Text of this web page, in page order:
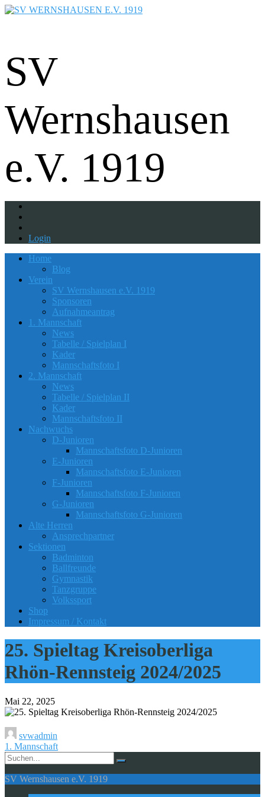
SV
Wernshausen
e.V. 1919
Login
Home
Blog
Verein
SV Wernshausen e.V. 1919
Sponsoren
Aufnahmeantrag
1. Mannschaft
News
Tabelle / Spielplan I
Kader
Mannschaftsfoto I
2. Mannschaft
News
Tabelle / Spielplan II
Kader
Mannschaftsfoto II
Nachwuchs
D-Junioren
Mannschaftsfoto D-Junioren
E-Junioren
Mannschaftsfoto E-Junioren
F-Junioren
Mannschaftsfoto F-Junioren
G-Junioren
Mannschaftsfoto G-Junioren
Alte Herren
Ansprechpartner
Sektionen
Badminton
Ballfreunde
Gymnastik
Tanzgruppe
Volkssport
Shop
Impressum / Kontakt
25. Spieltag Kreisoberliga
Rhön-Rennsteig 2024/2025
Mai 22, 2025
svwadmin
1. Mannschaft
SV Wernshausen e.V. 1919